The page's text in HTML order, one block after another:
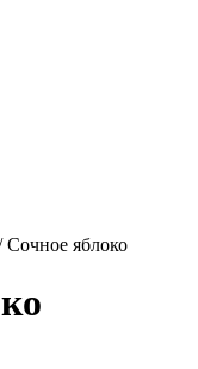
Сочное яблоко